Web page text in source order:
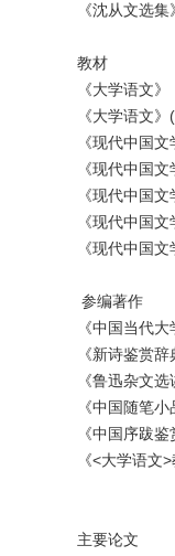
《沈从文选
教材
《大学语文
《大学语文
《现代中国
《现代中国
《现代中国
《现代中国
《现代中国
参编著作
《中国当代
《新诗鉴赏
《鲁迅杂文
《中国随笔
《中国序跋
《<大学语文
主要论文